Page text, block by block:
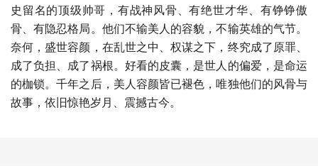
史留名的顶级帅哥，有战神风骨、有绝世才华、有铮铮傲
骨、有隐忍格局。他们不输美人的容貌，不输英雄的气节。
奈何，盛世容颜，在乱世之中、权谋之下，终究成了原罪、
成了负担、成了祸根。好看的皮囊，是世人的偏爱，是命运
的枷锁。千年之后，美人容颜皆已褪色，唯独他们的风骨与
故事，依旧惊艳岁月、震撼古今。